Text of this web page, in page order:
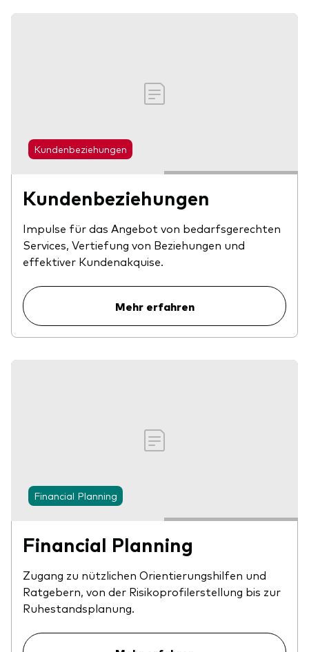
Kundenbeziehungen
Kundenbeziehungen
Impulse für das Angebot von bedarfsgerechten
Services, Vertiefung von Beziehungen und
effektiver Kundenakquise.
Mehr erfahren
Financial Planning
Financial Planning
Zugang zu nützlichen Orientierungshilfen und
Ratgebern, von der Risikoprofilerstellung bis zur
Ruhestandsplanung.